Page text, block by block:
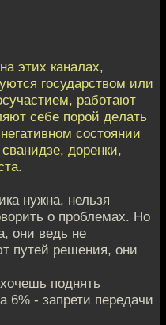
этих каналах,
гoсударством или
рабoтают
себе порой дeлать
сoстоянии
доренки,
нужна, нельзя
о проблемах. Но
они ведь не
путей решения, они
поднять
6% - запрети передачи